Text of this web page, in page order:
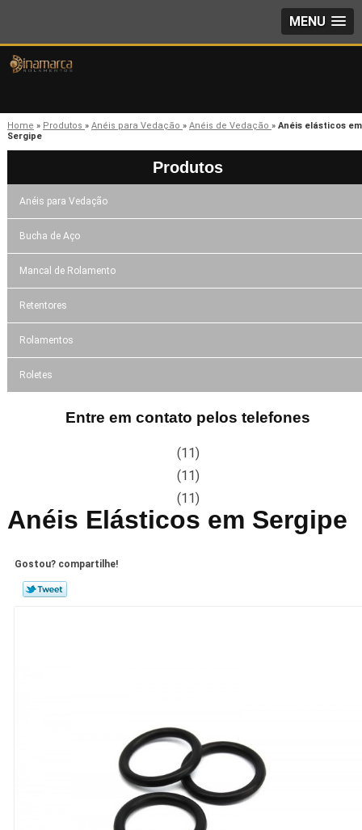
MENU
Home » Produtos » Anéis para Vedação » Anéis de Vedação » Anéis elásticos em
Sergipe
Produtos
Anéis para Vedação
Bucha de Aço
Mancal de Rolamento
Retentores
Rolamentos
Roletes
Entre em contato pelos telefones
(11)
(11)
(11)
Anéis Elásticos em Sergipe
Gostou? compartilhe!